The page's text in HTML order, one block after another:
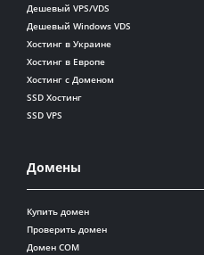
Дешевый VPS/VDS
Дешевый Windows VDS
Хостинг в Украине
Хостинг в Европе
Хостинг с Доменом
SSD Хостинг
SSD VPS
Домены
Купить домен
Проверить домен
Домен COM